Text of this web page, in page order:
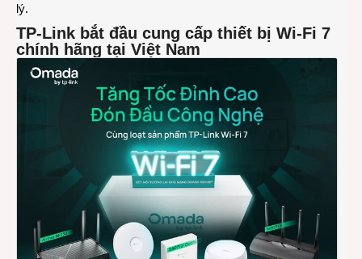
lý.
TP-Link bắt đầu cung cấp thiết bị Wi-Fi 7
chính hãng tại Việt Nam